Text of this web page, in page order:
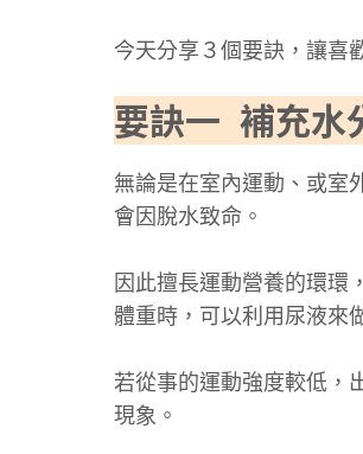
今天分享３個要訣，讓喜
要訣一 補充水
無論是在室內運動、或室
會因脫水致命。
因此擅長運動營養的環環
體重時，可以利用尿液來
若從事的運動強度較低，
現象。